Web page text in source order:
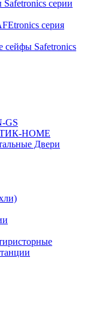
серии
серия
Safetronics
GS
HOME
Двери